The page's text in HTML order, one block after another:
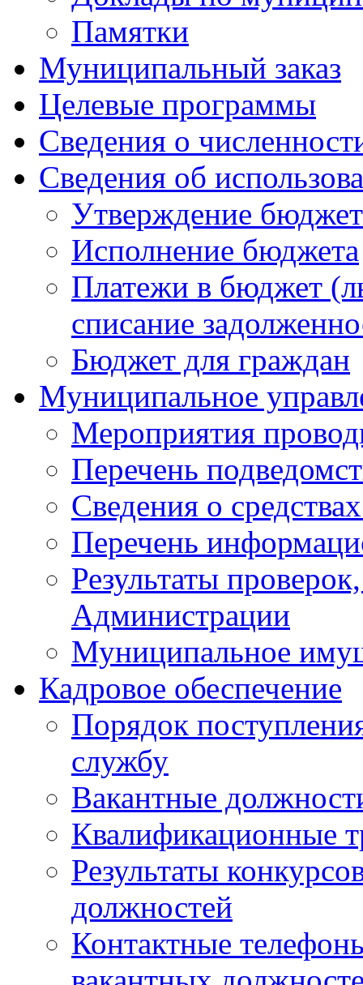
Памятки
Муниципальный заказ
Целевые программы
Сведения о
Сведения об
Утверждение
Исполнение бюджета
Платежи в бюджет
списание
Бюджет для граждан
Муниципальное
Мероприятия
Перечень
Сведения о
Перечень
Результаты
Администрации
Муниципальное
Кадровое обеспечение
Порядок
службу
Вакантные
Квалификационные
Результаты
должностей
Контактные